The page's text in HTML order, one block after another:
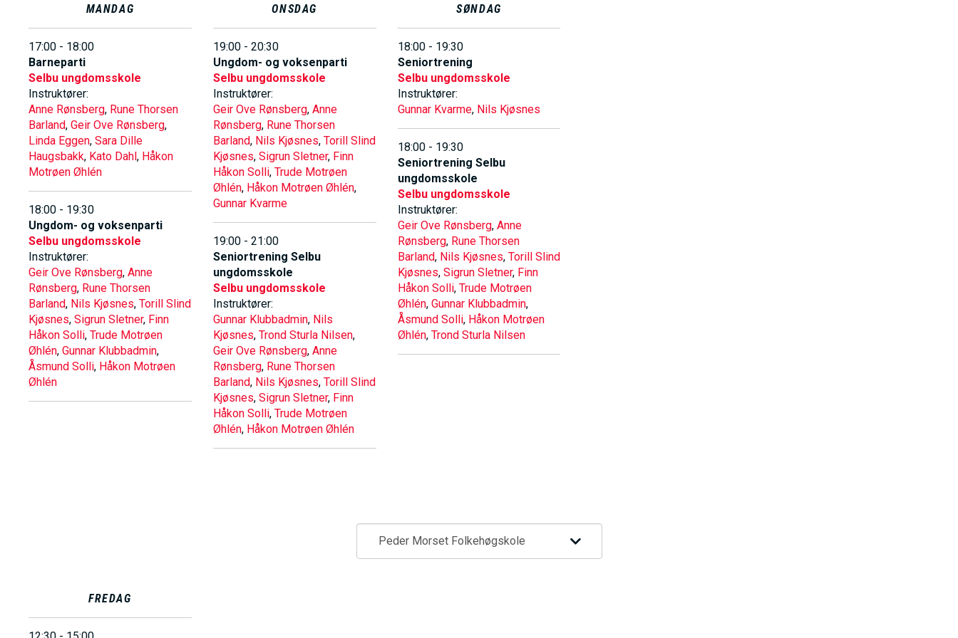
N
U
S
A
C
T
I
V
M
A
MANDAG
17:00 - 18:00
Barneparti
Selbu ungdomsskole
Instruktører:
Anne Rønsberg, Rune Thorsen
Barland, Geir Ove Rønsberg,
Linda Eggen, Sara Dille
Haugsbakk, Kato Dahl, Håkon
Motrøen Øhlén
18:00 - 19:30
Ungdom- og voksenparti
Selbu ungdomsskole
Instruktører:
Geir Ove Rønsberg, Anne
Rønsberg, Rune Thorsen
Barland, Nils Kjøsnes, Torill Slind
Kjøsnes, Sigrun Sletner, Finn
Håkon Solli, Trude Motrøen
Øhlén, Gunnar Klubbadmin,
Åsmund Solli, Håkon Motrøen
Øhlén
ONSDAG
19:00 - 20:30
Ungdom- og voksenparti
Selbu ungdomsskole
Instruktører:
Geir Ove Rønsberg, Anne
Rønsberg, Rune Thorsen
Barland, Nils Kjøsnes, Torill Slind
Kjøsnes, Sigrun Sletner, Finn
Håkon Solli, Trude Motrøen
Øhlén, Håkon Motrøen Øhlén,
Gunnar Kvarme
19:00 - 21:00
Seniortrening Selbu
ungdomsskole
Selbu ungdomsskole
Instruktører:
Gunnar Klubbadmin, Nils
Kjøsnes, Trond Sturla Nilsen,
Geir Ove Rønsberg, Anne
Rønsberg, Rune Thorsen
Barland, Nils Kjøsnes, Torill Slind
Kjøsnes, Sigrun Sletner, Finn
Håkon Solli, Trude Motrøen
Øhlén, Håkon Motrøen Øhlén
SØNDAG
18:00 - 19:30
Seniortrening
Selbu ungdomsskole
Instruktører:
Gunnar Kvarme, Nils Kjøsnes
18:00 - 19:30
Seniortrening Selbu
ungdomsskole
Selbu ungdomsskole
Instruktører:
Geir Ove Rønsberg, Anne
Rønsberg, Rune Thorsen
Barland, Nils Kjøsnes, Torill Slind
Kjøsnes, Sigrun Sletner, Finn
Håkon Solli, Trude Motrøen
Øhlén, Gunnar Klubbadmin,
Åsmund Solli, Håkon Motrøen
Øhlén, Trond Sturla Nilsen
FREDAG